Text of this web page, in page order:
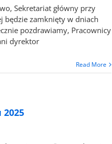
Sekretariat główny przy
będzie zamknięty w dniach
pozdrawiamy, Pracownicy
dyrektor
Read More